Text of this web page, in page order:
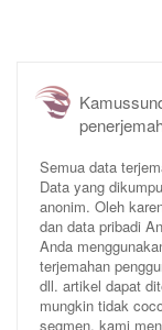
Semua data
Data yang
anonim. Oleh
dan data pribadi
Anda
terjemahan
dll. artikel dapat
mungkin tidak
segmen, kami